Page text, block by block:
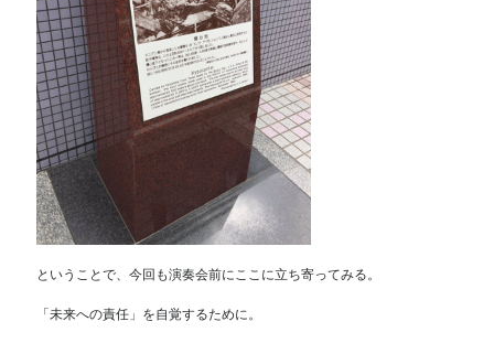
ということで、今回も演奏会前にここに立ち寄ってみる。
「未来への責任」を自覚するために。